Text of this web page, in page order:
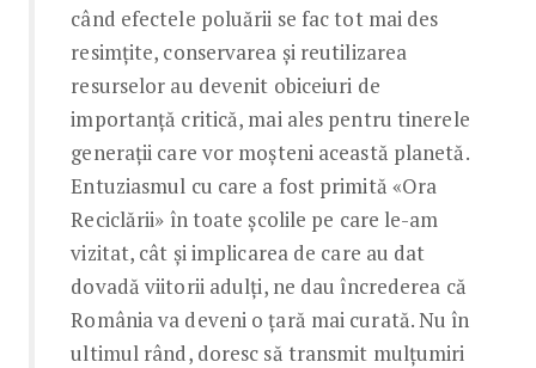
când efectele poluării se fac tot mai des
resimțite, conservarea și reutilizarea
resurselor au devenit obiceiuri de
importanță critică, mai ales pentru tinerele
generații care vor moșteni această planetă.
Entuziasmul cu care a fost primită «Ora
Reciclării» în toate școlile pe care le-am
vizitat, cât și implicarea de care au dat
dovadă viitorii adulți, ne dau încrederea că
România va deveni o țară mai curată. Nu în
ultimul rând, doresc să transmit mulțumiri